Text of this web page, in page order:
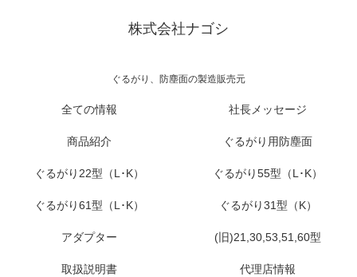
株式会社ナゴシ
ぐるがり、防塵面の製造販売元
全ての情報 社長メッセージ
商品紹介 ぐるがり用防塵面
ぐるがり22型（L･K） ぐるがり55型（L･K）
ぐるがり61型（L･K） ぐるがり31型（K）
アダプター (旧)21,30,53,51,60型
取扱説明書 代理店情報